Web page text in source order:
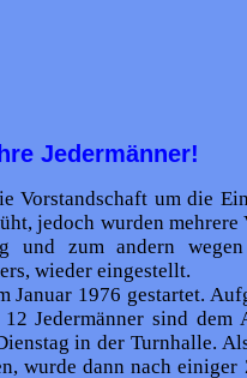
Jedermänner!
Vorstandschaft um die
jedoch wurden mehrere
und zum andern
wieder eingestellt.
Januar 1976 gestartet.
Jedermänner sind
in der Turnhalle.
wurde dann nach einiger